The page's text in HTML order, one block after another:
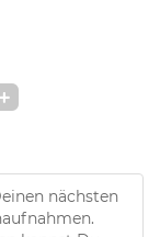
nächsten